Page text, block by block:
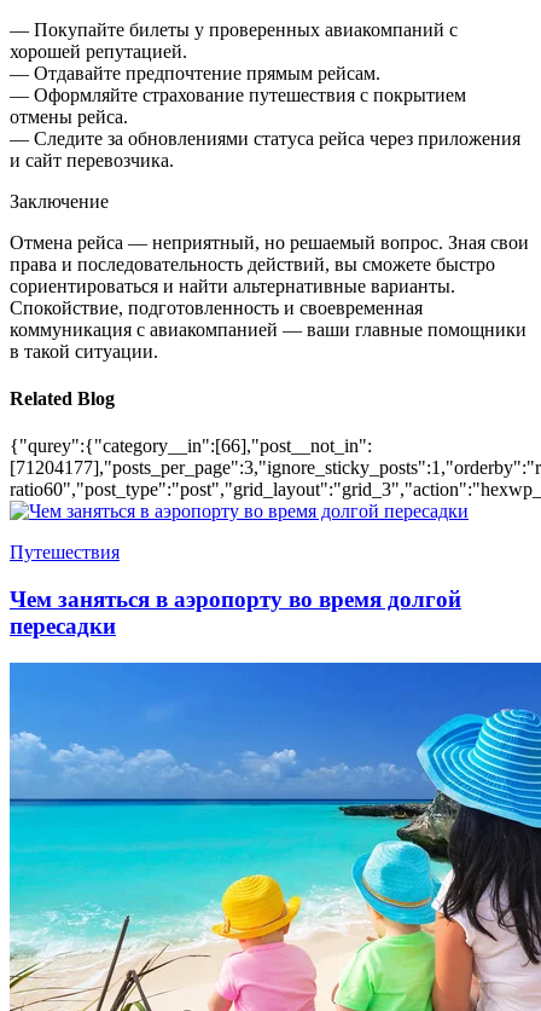
— Покупайте билеты у проверенных авиакомпаний с
хорошей репутацией.
— Отдавайте предпочтение прямым рейсам.
— Оформляйте страхование путешествия с покрытием
отмены рейса.
— Следите за обновлениями статуса рейса через приложения
и сайт перевозчика.
Заключение
Отмена рейса — неприятный, но решаемый вопрос. Зная свои
права и последовательность действий, вы сможете быстро
сориентироваться и найти альтернативные варианты.
Спокойствие, подготовленность и своевременная
коммуникация с авиакомпанией — ваши главные помощники
в такой ситуации.
Related Blog
{"qurey":{"category__in":[66],"post__not_in":
Путешествия
Чем заняться в аэропорту во время долгой
пересадки